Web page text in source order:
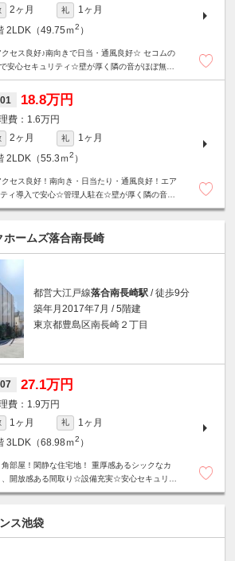
2ヶ月 礼
1ヶ月
2LDK（49.75ｍ2 ）
セス良好♪南向きで日当・通風良好☆ セコムの
安心セキュリティ☆壁が厚く隣の音がほぼ無し
18.8万円
1.6万円
2ヶ月 礼
1ヶ月
2LDK（55.3ｍ2 ）
セス良好！南向き・日当たり・通風良好！エア
ィ導入で安心☆管理人駐在☆壁が厚く隣の音が
ホームズ落合南長崎
都営大江戸線落合南長崎駅 / 徒歩9分
築年月2017年7月 / 5階建
東京都豊島区南長崎２丁目
27.1万円
1.9万円
1ヶ月 礼
1ヶ月
3LDK（68.98ｍ2 ）
部屋！閑静な住宅地！ 重厚感あるシックなカ
開放感ある間取り☆設備充実☆安心セキュリテ
ス池袋